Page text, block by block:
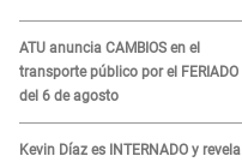
ATU anuncia CAMBIOS en el
transporte público por el FERIADO
del 6 de agosto
Kevin Díaz es INTERNADO y revela